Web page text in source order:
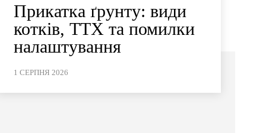
Прикатка ґрунту: види
котків, ТТХ та помилки
налаштування
1 СЕРПНЯ 2026